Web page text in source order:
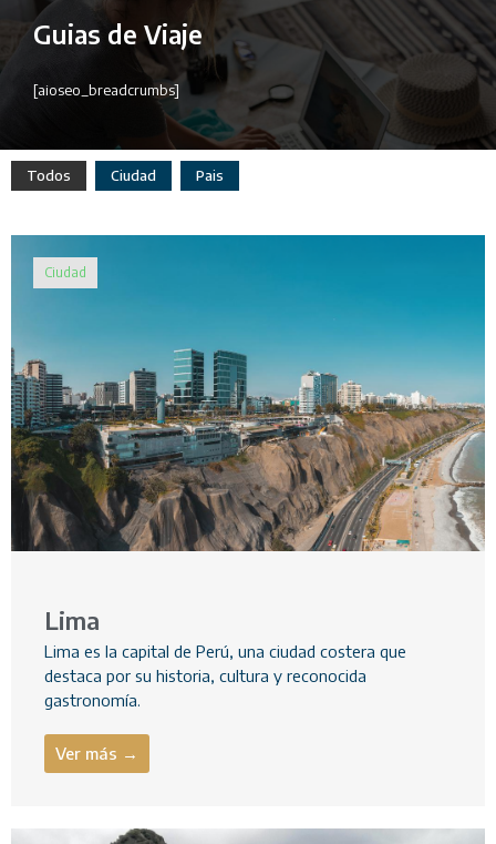
Guias de Viaje
[aioseo_breadcrumbs]
Todos Ciudad Pais
Ciudad
Lima
Lima es la capital de Perú, una ciudad costera que
destaca por su historia, cultura y reconocida
gastronomía.
Ver más →